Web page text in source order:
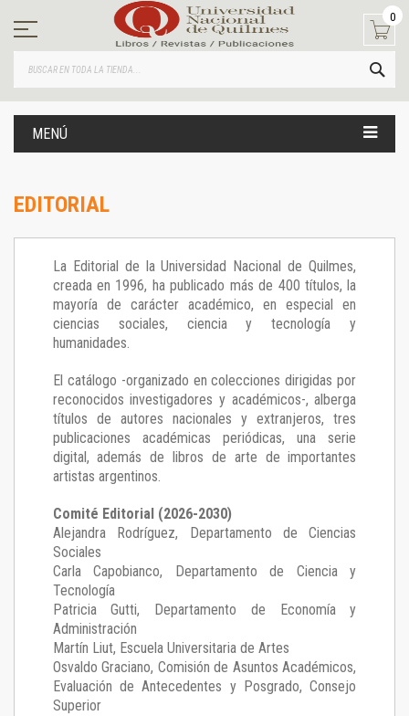
contenido
0
MENÚ
EDITORIAL
La Editorial de la Universidad Nacional de Quilmes,
creada en 1996, ha publicado más de 400 títulos, la
mayoría de carácter académico, en especial en
ciencias sociales, ciencia y tecnología y
humanidades.
El catálogo -organizado en colecciones dirigidas por
reconocidos investigadores y académicos-, alberga
títulos de autores nacionales y extranjeros, tres
publicaciones académicas periódicas, una serie
digital, además de libros de arte de importantes
artistas argentinos.
Comité Editorial (2026-2030)
Alejandra Rodríguez, Departamento de Ciencias
Sociales
Carla Capobianco, Departamento de Ciencia y
Tecnología
Patricia Gutti, Departamento de Economía y
Administración
Martín Liut, Escuela Universitaria de Artes
Osvaldo Graciano, Comisión de Asuntos Académicos,
Evaluación de Antecedentes y Posgrado, Consejo
Superior